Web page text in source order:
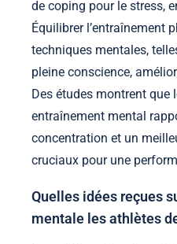
de coping pour le stress,
Équilibrer l’entraînement
techniques mentales,
pleine conscience,
Des études montrent que
entraînement mental
concentration et un
cruciaux pour une
Quelles idées reçues
mentale les athlètes